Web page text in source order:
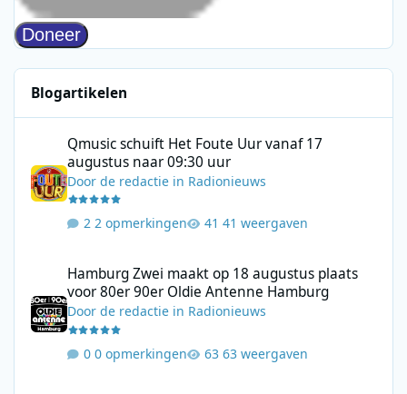
Blogartikelen
Qmusic schuift Het Foute Uur vanaf 17
augustus naar 09:30 uur
Doorde redactie in Radionieuws
2 opmerkingen 41 weergaven
Hamburg Zwei maakt op 18 augustus plaats
voor 80er 90er Oldie Antenne Hamburg
Doorde redactie in Radionieuws
0 opmerkingen 63 weergaven